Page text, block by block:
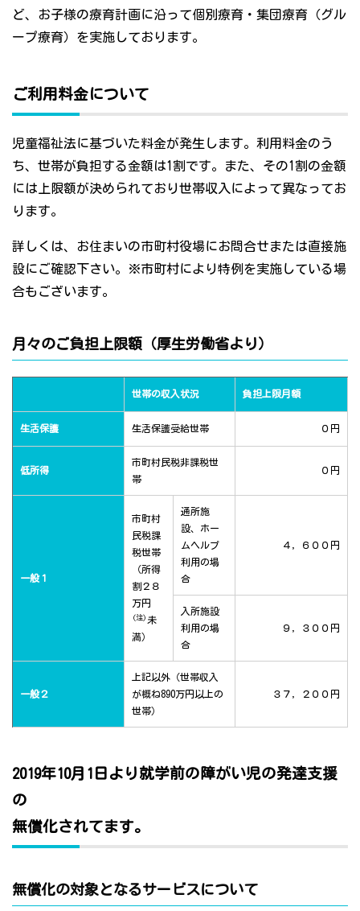
ど、お子様の療育計画に沿って個別療育・集団療育（グル
ープ療育）を実施しております。
ご利用料金について
児童福祉法に基づいた料金が発生します。利用料金のう
ち、世帯が負担する金額は1割です。また、その1割の金額
には上限額が決められており世帯収入によって異なってお
ります。
詳しくは、お住まいの市町村役場にお問合せまたは直接施
設にご確認下さい。※市町村により特例を実施している場
合もございます。
月々のご負担上限額（厚生労働省より）
世帯の収入状況 負担上限月額
生活保護 生活保護受給世帯 ０円
低所得
市町村民税非課税世
帯
０円
一般１
市町村
民税課
税世帯
（所得
割２８
万円
(注) 未
満）
通所施
設、ホー
ムヘルプ
利用の場
合
４，６００円
入所施設
利用の場
合
９，３００円
一般２
上記以外（世帯収入
が概ね890万円以上の
世帯）
３７，２００円
2019年10月1日より就学前の障がい児の発達支援
の
無償化されてます。
無償化の対象となるサービスについて